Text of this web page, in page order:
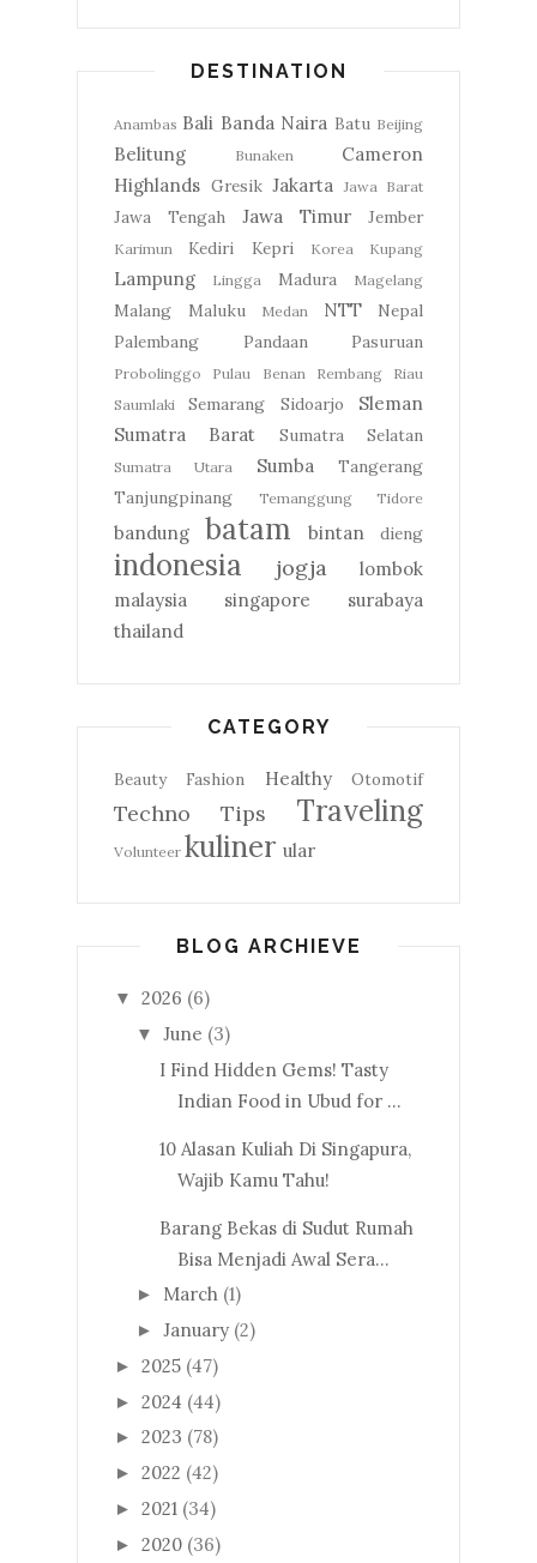
DESTINATION
Anambas Bali Banda Naira Batu Beijing
Belitung Bunaken
Cameron
Highlands Gresik Jakarta Jawa Barat
Jawa Tengah Jawa Timur Jember
Karimun Kediri Kepri Korea Kupang
Lampung Lingga Madura Magelang
Malang Maluku Medan NTT
Nepal
Palembang
Pandaan Pasuruan
Probolinggo Pulau Benan Rembang
Riau
Saumlaki
Semarang Sidoarjo
Sleman
Sumatra Barat
Sumatra Selatan
Sumatra Utara Sumba
Tangerang
Tanjungpinang
Temanggung Tidore
bandung batam bintan dieng
indonesia jogja
lombok
malaysia
singapore
surabaya
thailand
CATEGORY
Beauty Fashion Healthy Otomotif
Techno Tips Traveling
Volunteer kuliner ular
BLOG ARCHIEVE
▼ 2026 (6)
▼ June (3)
I Find Hidden Gems! Tasty
Indian Food in Ubud for ...
10 Alasan Kuliah Di Singapura,
Wajib Kamu Tahu!
Barang Bekas di Sudut Rumah
Bisa Menjadi Awal Sera...
► March (1)
► January (2)
► 2025 (47)
► 2024 (44)
► 2023 (78)
► 2022 (42)
► 2021 (34)
► 2020 (36)